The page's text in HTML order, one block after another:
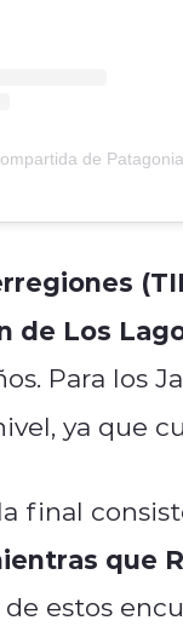
de
de Los
Para los
ya que
final
que
de estos